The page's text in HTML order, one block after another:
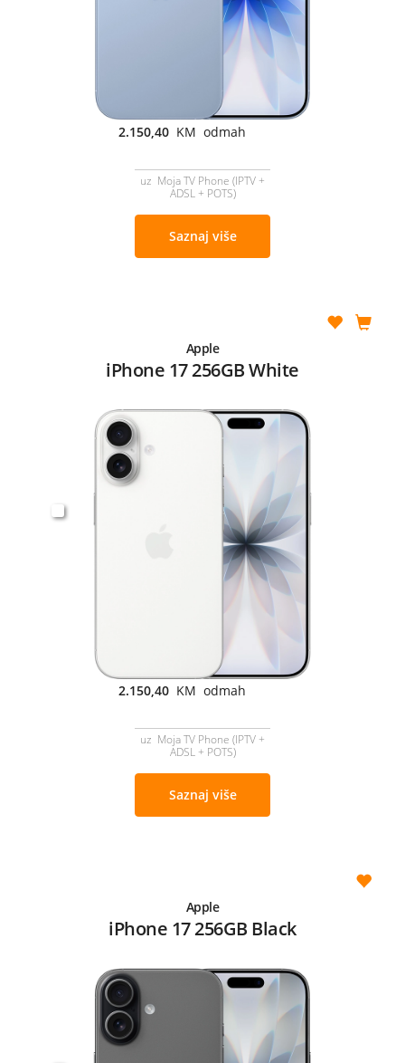
2.150,40 KM odmah
uz Moja TV Phone (IPTV +
ADSL + POTS)
Saznaj više
Apple
iPhone 17 256GB White
2.150,40 KM odmah
uz Moja TV Phone (IPTV +
ADSL + POTS)
Saznaj više
Apple
iPhone 17 256GB Black